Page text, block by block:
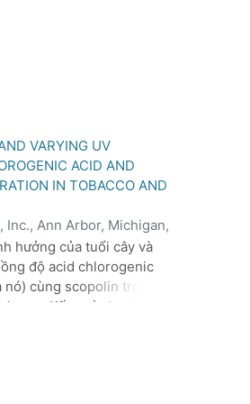
VARYING UV
ACID AND
IN TOBACCO AND
Ann Arbor, Michigan,
hưởng của tuổi cây và
độ acid chlorogenic
cùng scopolin trong
Kết quả cho thấy